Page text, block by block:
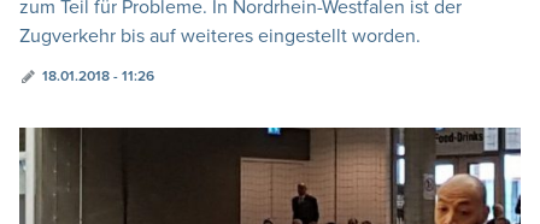
zum Teil für Probleme. In Nordrhein-Westfalen ist der
Zugverkehr bis auf weiteres eingestellt worden.
18.01.2018 - 11:26